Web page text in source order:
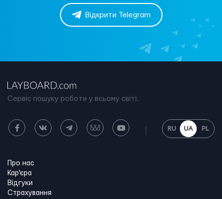
Відкрити Telegram
Сервіс пошуку роботи у всьому світі.
RU UA PL
Про нас
Кар'єра
Відгуки
Страхування